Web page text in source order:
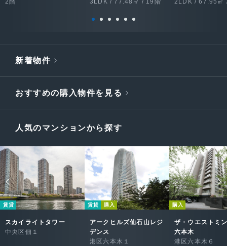
2階 3LDK / 77.48㎡ / 19階 2LDK / 67.95㎡
新着物件
おすすめの購入物件を見る
人気のマンションから探す
賃貸
スカイライトタワー
中央区佃１
賃貸 購入
アークヒルズ仙石山レジ
デンス
港区六本木１
購入
ザ・ウエストミ
六本木
港区六本木６